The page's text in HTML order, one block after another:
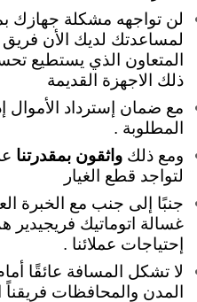
لن تواجهه مشكلة جهازك
لمساعدتك لديك الأن فريق
المتعاون الذي يستطيع
ذلك الاجهزة القديمة
مع ضمان إسترداد
المطلوبة .
ومع ذلك واثقون بمقدرتنا
لتواجد قطع الغيار
جنبًا إلى جنب مع الخبرة
غسالة اتوماتيك فريجيدير
إحتياجات عملائنا .
لا تشكل المسافة عائقًا
المدن والمحافظات